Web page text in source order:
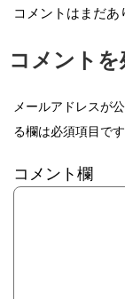
コメントはまだあ
コメントを
メールアドレスが
る欄は必須項目です
コメント欄